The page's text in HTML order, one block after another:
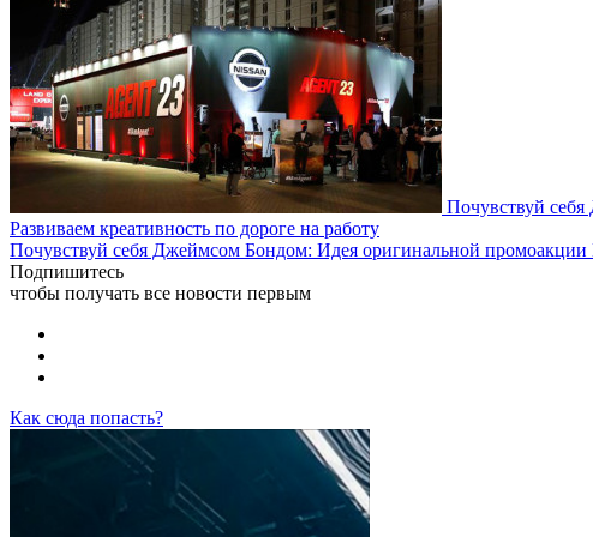
Почувствуй
Развиваем креативность по дороге на работу
Почувствуй себя Джеймсом Бондом: Идея оригинальной промоакции
Подпишитесь
чтобы получать все новости первым
Как сюда попасть?